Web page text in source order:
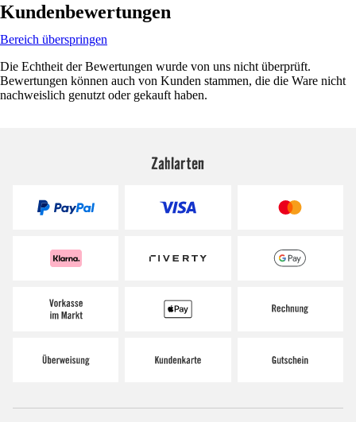
Kundenbewertungen
Bereich überspringen
Die Echtheit der Bewertungen wurde von uns nicht überprüft.
Bewertungen können auch von Kunden stammen, die die Ware nicht
nachweislich genutzt oder gekauft haben.
Zahlarten